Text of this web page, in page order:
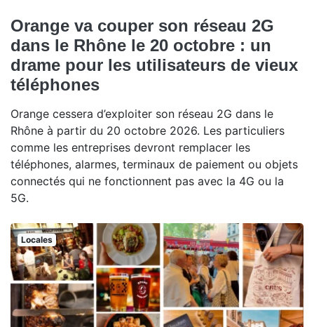
Orange va couper son réseau 2G
dans le Rhône le 20 octobre : un
drame pour les utilisateurs de vieux
téléphones
Orange cessera d’exploiter son réseau 2G dans le
Rhône à partir du 20 octobre 2026. Les particuliers
comme les entreprises devront remplacer les
téléphones, alarmes, terminaux de paiement ou objets
connectés qui ne fonctionnent pas avec la 4G ou la
5G.
Locales